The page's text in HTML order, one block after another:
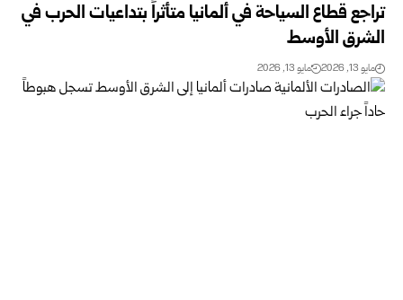
تراجع قطاع السياحة في ألمانيا متأثراً بتداعيات الحرب في
الشرق الأوسط
مايو 13, 2026 مايو 13, 2026